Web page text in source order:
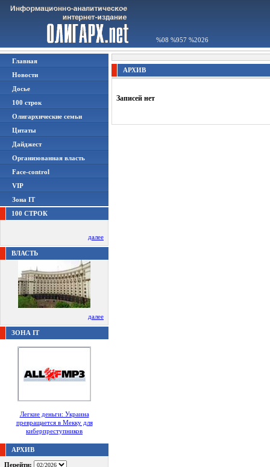
%08 %957 %2026
Главная
Новости
Досье
100 строк
Олигархические семьи
Цитаты
Дайджест
Организованная власть
Face-control
VIP
Зона IT
100 СТРОК
далее
ВЛАСТЬ
далее
ЗОНА IT
Легкие деньги: Украина
превращается в Мекку для
киберпреступников
АРХИВ
Перейти:
АРХИВ
Записей нет